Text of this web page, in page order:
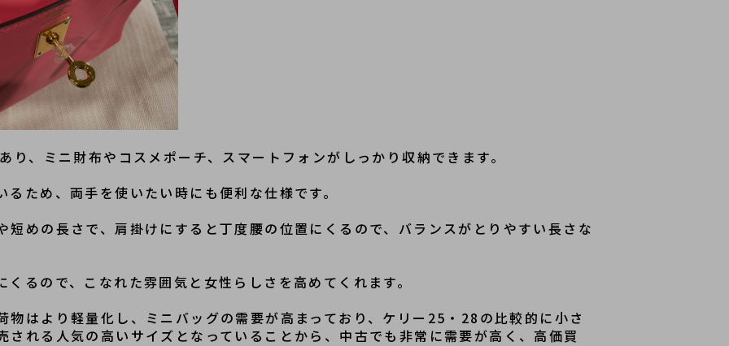
、ミニ財布やコスメポーチ、スマートフォンがしっかり収納できます。
ため、両手を使いたい時にも便利な仕様です。
短めの長さで、肩掛けにすると丁度腰の位置にくるので、バランスがとりやすい長さな
くるので、こ なれた雰囲気と女性らしさを高めてくれます。
物はより軽量化し、ミニバッグの需要が高まっており、ケリー25・28の比較的に小さ
される人気の高いサイズとなっていることから、中古でも非常に需要が高く、高価買